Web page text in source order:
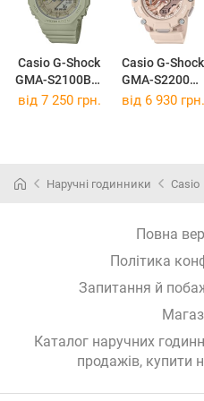
Casio G-Shock
GMA-S2100BA-
3A
Casio G-Shock
GMA-S2200M-
4A
від 7 250 грн. від 6 930 грн.
Наручні годинники Casio
Повна
Політика
Запитання й
Каталог наручних
продажів, купити